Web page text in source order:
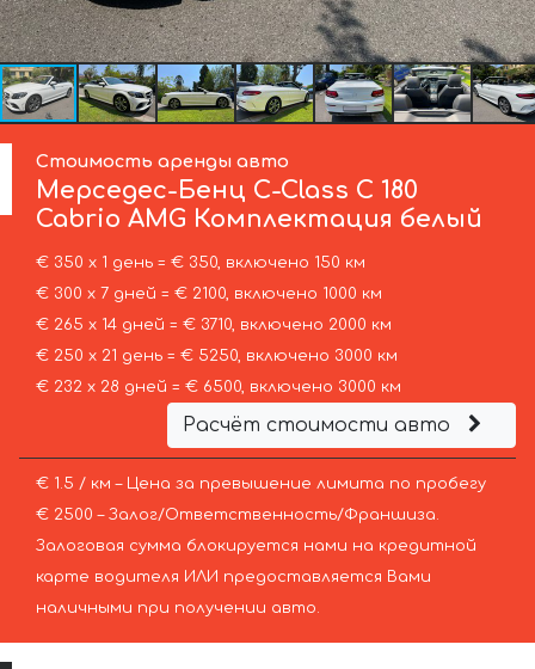
Стоимость аренды авто
Мерседес-Бенц C-Class C 180
Cabrio AMG Комплектация белый
€ 350 х 1 день = € 350, включено 150 км
€ 300 х 7 дней = € 2100, включено 1000 км
€ 265 х 14 дней = € 3710, включено 2000 км
€ 250 х 21 день = € 5250, включено 3000 км
€ 232 х 28 дней = € 6500, включено 3000 км
Расчёт стоимости авто
€ 1.5 / км – Цена за превышение лимита по пробегу
€ 2500 – Залог/Ответственность/Франшиза.
Залоговая сумма блокируется нами на кредитной
карте водителя ИЛИ предоставляется Вами
наличными при получении авто.